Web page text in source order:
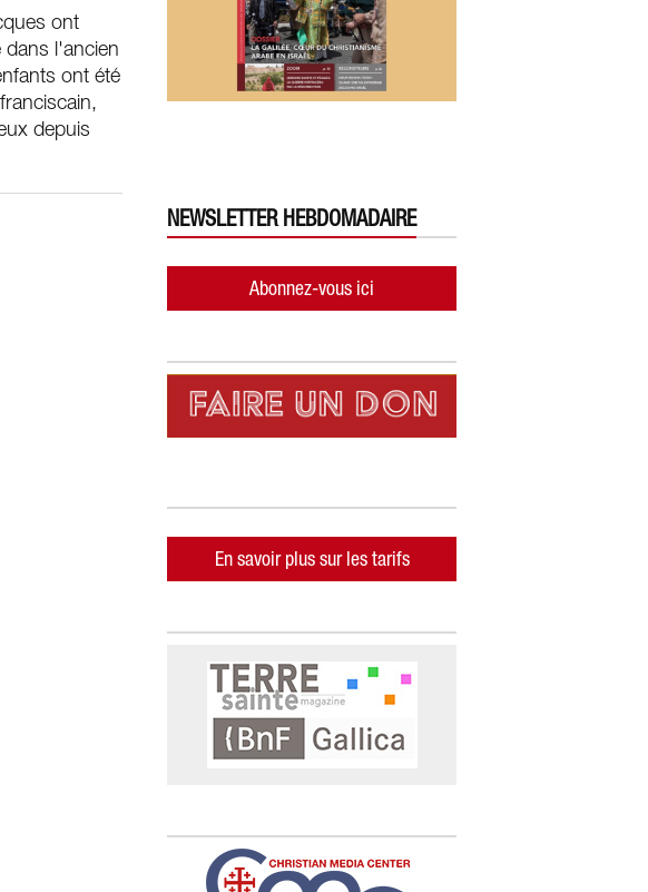
ont
dans l'ancien
ont été
depuis
NEWSLETTER HEBDOMADAIRE
Abonnez-vous ici
En savoir plus sur les tarifs